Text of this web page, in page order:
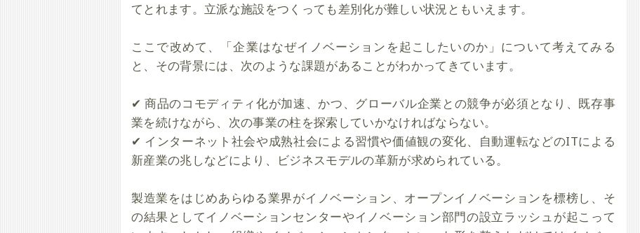
てとれます。立派な施設をつくっても差別化が難しい状況ともいえます。
ここで改めて、「企業はなぜイノベーションを起こしたいのか」について考えてみる
と、その背景には、次のような課題があることがわかってきています。
✔ 商品のコモディティ化が加速、かつ、グローバル企業との競争が必須となり、既存事
業を続けながら、次の事業の柱を探索していかなければならない。
✔ インターネット社会や成熟社会による習慣や価値観の変化、自動運転などのITによる
新産業の兆しなどにより、ビジネスモデルの革新が求められている。
製造業をはじめあらゆる業界がイノベーション、オープンイノベーションを標榜し、そ
の結果としてイノベーションセンターやイノベーション部門の設立ラッシュが起こって